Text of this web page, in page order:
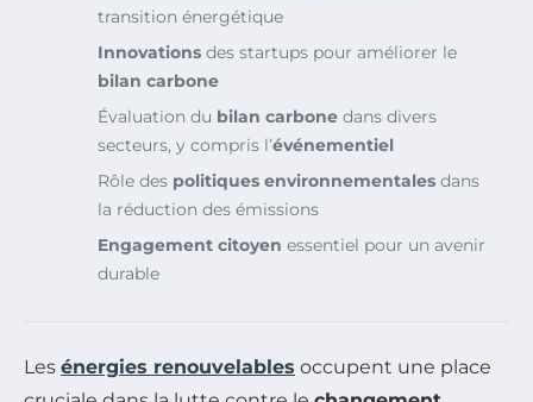
transition énergétique
Innovations des startups pour améliorer le
bilan carbone
Évaluation du bilan carbone dans divers
secteurs, y compris l’événementiel
Rôle des politiques environnementales dans
la réduction des émissions
Engagement citoyen essentiel pour un avenir
durable
Les énergies renouvelables occupent une place